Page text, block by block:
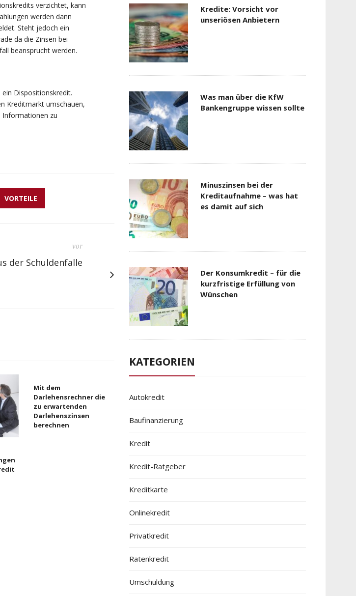
verzichtet, kann
werden dann
Steht jedoch ein
da die Zinsen bei
beansprucht werden.
Dispositionskredit.
Kreditmarkt umschauen,
Informationen zu
VORTEILE
vor
der Schuldenfalle
Mit dem
Darlehensrechner die
zu erwartenden
Darlehenszinsen
berechnen
Kredite: Vorsicht vor
unseriösen Anbietern
Was man über die KfW
Bankengruppe wissen sollte
Minuszinsen bei der
Kreditaufnahme – was hat
es damit auf sich
Der Konsumkredit – für die
kurzfristige Erfüllung von
Wünschen
KATEGORIEN
Autokredit
Baufinanzierung
Kredit
Kredit-Ratgeber
Kreditkarte
Onlinekredit
Privatkredit
Ratenkredit
Umschuldung